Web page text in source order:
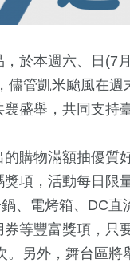
於本週六、日(7
儘管凱米颱風在週
盛舉，共同支持
購物滿額抽優質
項，活動每日限
、電烤箱、DC直
等豐富獎項，只
另外，舞台區將
74+
兩岸